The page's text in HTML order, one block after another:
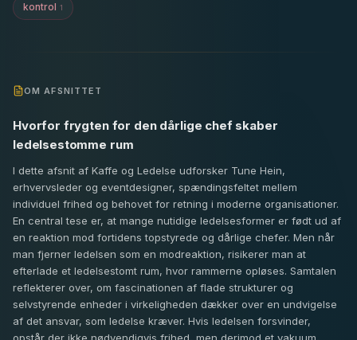
kontrol 1
OM AFSNITTET
Hvorfor frygten for den dårlige chef skaber
ledelsestomme rum
I dette afsnit af Kaffe og Ledelse udforsker Tune Hein,
erhvervsleder og eventdesigner, spændingsfeltet mellem
individuel frihed og behovet for retning i moderne organisationer.
En central tese er, at mange nutidige ledelsesformer er født ud af
en reaktion mod fortidens topstyrede og dårlige chefer. Men når
man fjerner ledelsen som en modreaktion, risikerer man at
efterlade et ledelsestomt rum, hvor rammerne opløses. Samtalen
reflekterer over, om fascinationen af flade strukturer og
selvstyrende enheder i virkeligheden dækker over en undvigelse
af det ansvar, som ledelse kræver. Hvis ledelsen forsvinder,
opstår der ikke nødvendigvis frihed, men derimod et vakuum,